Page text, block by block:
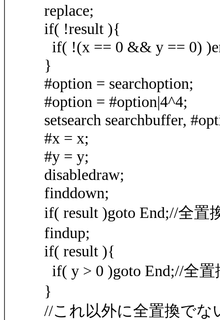
replace;
if( !result ){
if( !(x == 0 && y == 0)
}
#option = searchoption;
#option = #option|4^4;
setsearch searchbuffer,
#x = x;
#y = y;
disabledraw;
finddown;
if( result )goto End;//全置
findup;
if( result ){
if( y > 0 )goto End;//全
}
//これ以外に全置換でな